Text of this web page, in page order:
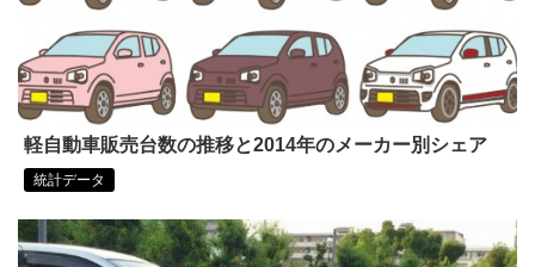
軽自動車販売台数の推移と2014年のメーカー別シェア
統計データ